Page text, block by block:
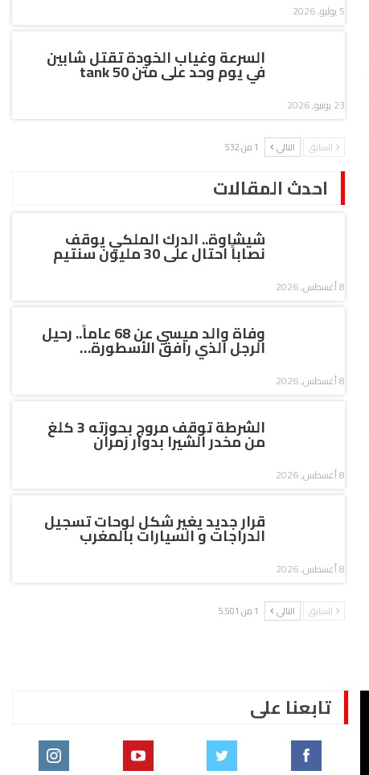
5 يوليو, 2026
السرعة وغياب الخودة تقتل شابين
في يوم وحد على متن tank 50
23 يونيو, 2026
السابق التالي 1 من 532
احدث المقالات
شيشاوة.. الدرك الملكي يوقف
نصاباً احتال على 30 مليون سنتيم
8 أغسطس, 2026
وفاة والد ميسي عن 68 عاماً.. رحيل
الرجل الذي رافق الأسطورة…
8 أغسطس, 2026
الشرطة توقف مروج بحوزته 3 كلغ
من مخدر الشيرا بدوار زمران
8 أغسطس, 2026
قرار جديد يغير شكل لوحات تسجيل
الدراجات و السيارات بالمغرب
8 أغسطس, 2026
السابق التالي 1 من 5٬501
تابعنا على